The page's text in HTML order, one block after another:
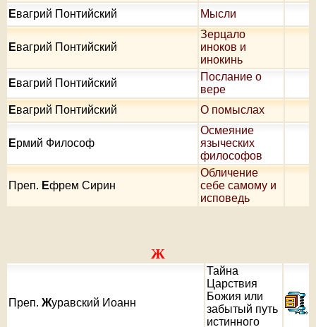
Евагрий Понтийский Мысли
Евагрий Понтийский
Зерцало
иноков и
инокинь
Евагрий Понтийский
Послание о
вере
Евагрий Понтийский О помыслах
Ермий Философ
Осмеяние
языческих
философов
Преп. Ефрем Сирин
Обличение
себе самому и
исповедь
Ж
Преп. Журавский Иоанн
Тайна
Царствия
Божия или
забытый путь
истинного